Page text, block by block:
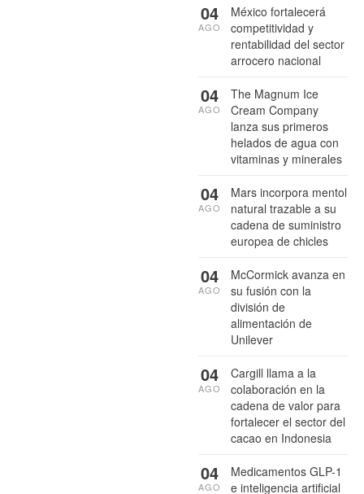
México fortalecerá
competitividad y
rentabilidad del sector
arrocero nacional
04
AGO
The Magnum Ice
Cream Company
lanza sus primeros
helados de agua con
vitaminas y minerales
04
AGO
Mars incorpora mentol
natural trazable a su
cadena de suministro
europea de chicles
04
AGO
McCormick avanza en
su fusión con la
división de
alimentación de
Unilever
04
AGO
Cargill llama a la
colaboración en la
cadena de valor para
fortalecer el sector del
cacao en Indonesia
04
AGO
Medicamentos GLP-1
e inteligencia artificial
04
AGO